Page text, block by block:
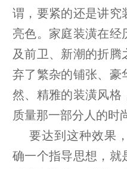
谓，要紧的还是讲究
亮色。家庭装潢在经
及前卫、新潮的折腾
弃了繁杂的铺张、豪
然、精雅的装潢风格
质量那一部分人的时
要达到这种效果
确一个指导思想，就